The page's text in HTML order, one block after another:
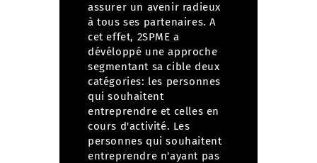
assurer un avenir radieux
à tous ses partenaires. A
cet effet, 2SPME a
dévéloppé une approche
segmentant sa cible deux
catégories: les personnes
qui souhaitent
entreprendre et celles en
cours d'activité. Les
personnes qui souhaitent
entreprendre n'ayant pas